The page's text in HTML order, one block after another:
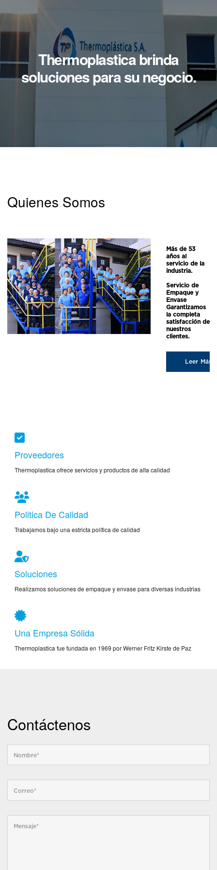
Thermoplastica brinda
soluciones para su negocio.
Quienes Somos
Más de 53
años al
servicio de la
industria.
Servicio de
Empaque y
Envase
Garantizamos
la completa
satisfacción de
nuestros
clientes.
Leer Más
Proveedores
Thermoplastica ofrece servicios y productos de alta calidad
Politica De Calidad
Trabajamos bajo una estricta política de calidad
Soluciones
Realizamos soluciones de empaque y envase para diversas industrias
Una Empresa Sólida
Thermoplastica fue fundada en 1969 por Werner Fritz Kirste de Paz
Contáctenos